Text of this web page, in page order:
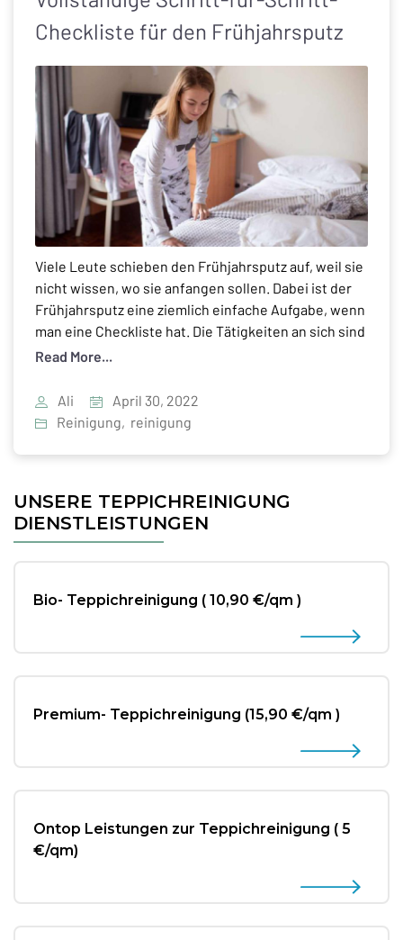
Checkliste für den Frühjahrsputz
Viele Leute schieben den Frühjahrsputz auf, weil sie
nicht wissen, wo sie anfangen sollen. Dabei ist der
Frühjahrsputz eine ziemlich einfache Aufgabe, wenn
man eine Checkliste hat. Die Tätigkeiten an sich sind
einfach, aber aller Anfang ist schwer. Da kommt so
für den Frühjahrsputz gibt Ihnen eine Reihe von […]
Read More...
Ali
April 30, 2022
Reinigung, reinigung
UNSERE TEPPICHREINIGUNG
DIENSTLEISTUNGEN
Bio- Teppichreinigung ( 10,90 €/qm )
Premium- Teppichreinigung (15,90 €/qm )
Ontop Leistungen zur Teppichreinigung ( 5
€/qm)